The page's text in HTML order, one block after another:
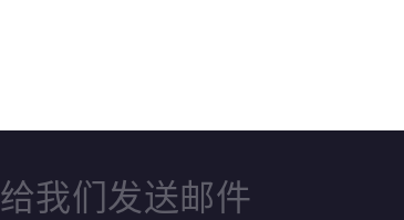
给我们发送邮件